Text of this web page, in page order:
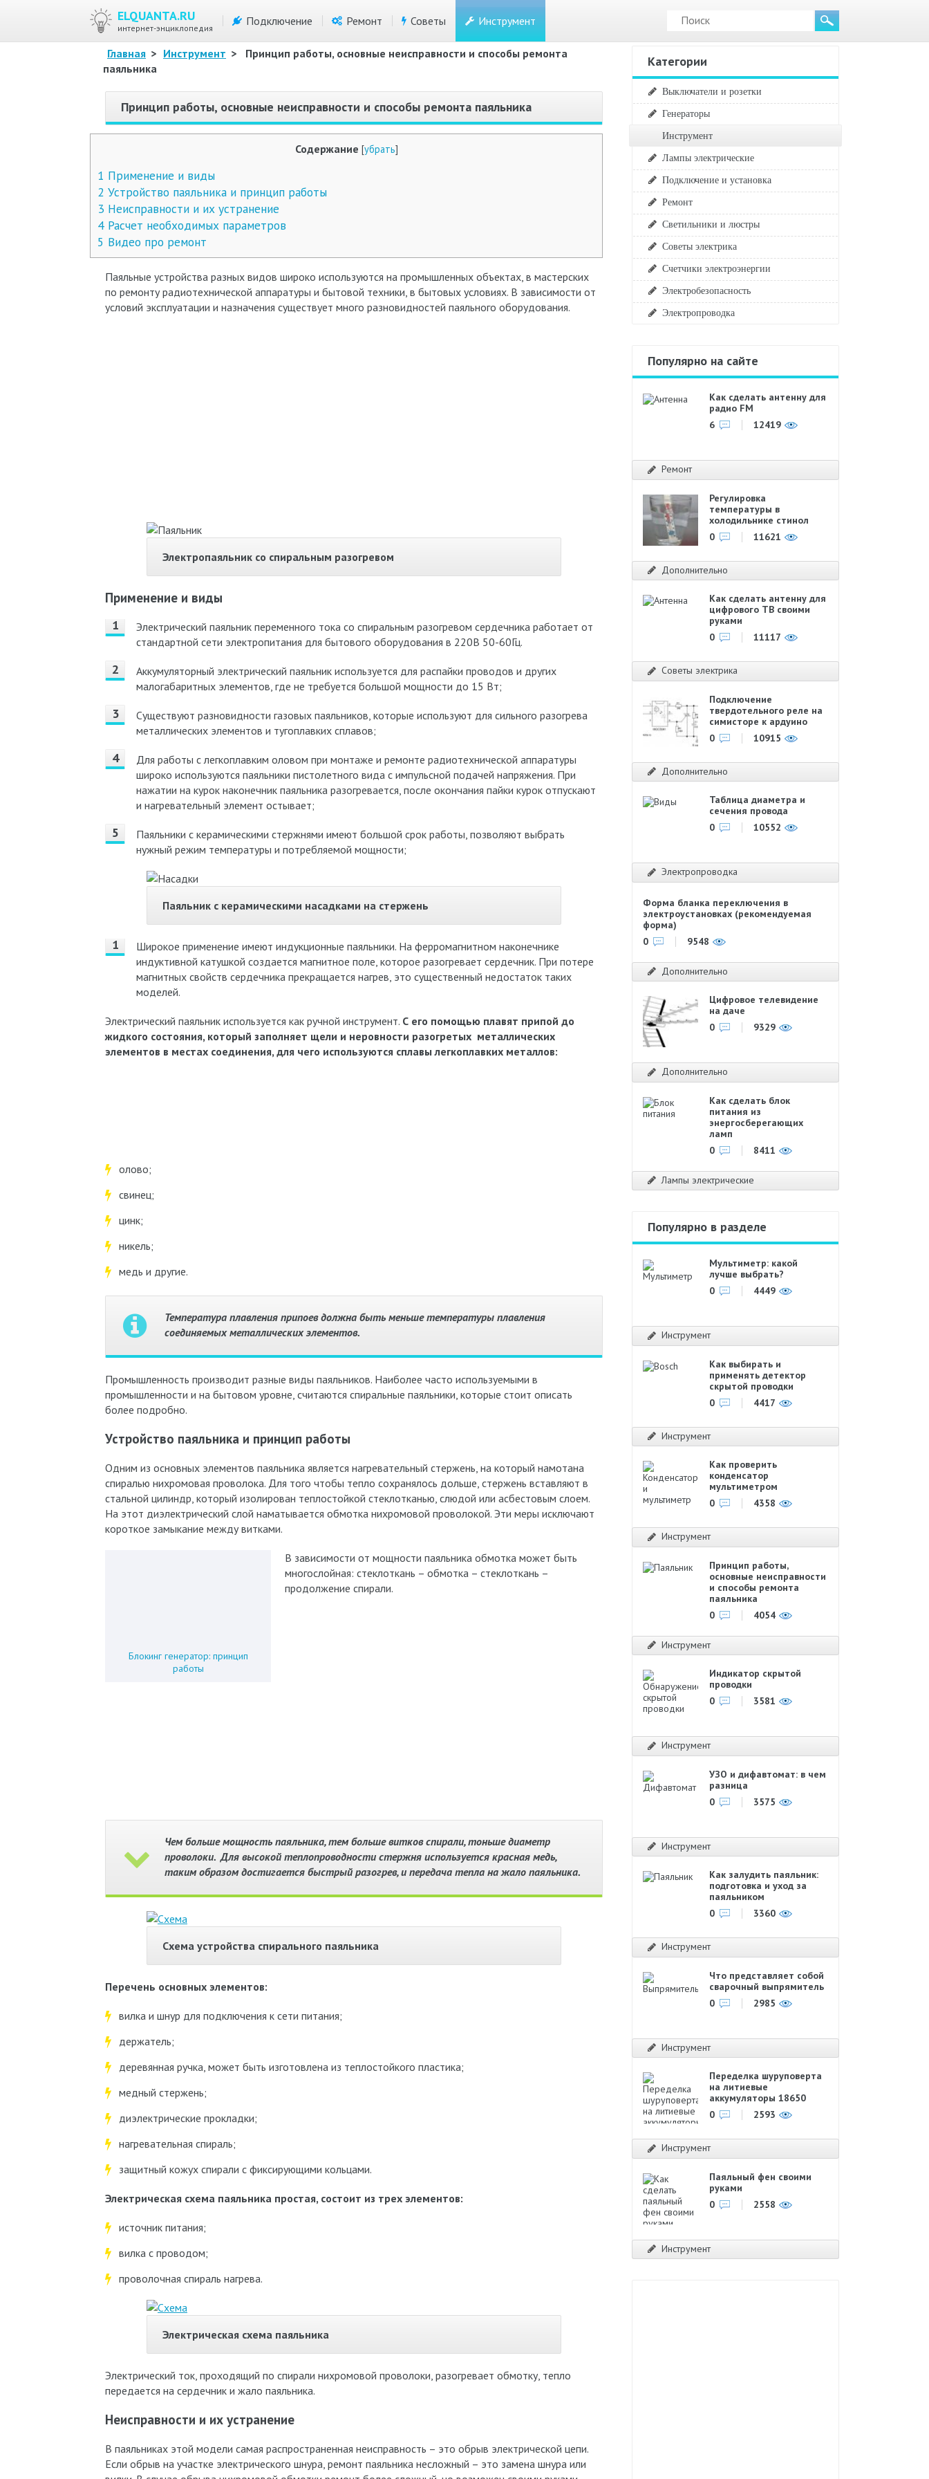
ELQUANTA.RU
интернет-энциклопедия
Подключение Ремонт Советы Инструмент
Главная > Инструмент >
Принцип работы, основные неисправности и способы ремонта
паяльника
Принцип работы, основные неисправности и способы ремонта паяльника
Содержание [убрать]
1 Применение и виды
2 Устройство паяльника и принцип работы
3 Неисправности и их устранение
4 Расчет необходимых параметров
5 Видео про ремонт
Паяльные устройства разных видов широко используются на промышленных объектах, в мастерских
по ремонту радиотехнической аппаратуры и бытовой техники, в бытовых условиях. В зависимости от
условий эксплуатации и назначения существует много разновидностей паяльного оборудования.
Электропаяльник со спиральным разогревом
Применение и виды
Электрический паяльник переменного тока со спиральным разогревом сердечника работает от
стандартной сети электропитания для бытового оборудования в 220В 50-60Гц.
Аккумуляторный электрический паяльник используется для распайки проводов и других
малогабаритных элементов, где не требуется большой мощности до 15 Вт;
Существуют разновидности газовых паяльников, которые используют для сильного разогрева
металлических элементов и тугоплавких сплавов;
Для работы с легкоплавким оловом при монтаже и ремонте радиотехнической аппаратуры
широко используются паяльники пистолетного вида с импульсной подачей напряжения. При
нажатии на курок наконечник паяльника разогревается, после окончания пайки курок отпускают
и нагревательный элемент остывает;
Паяльники с керамическими стержнями имеют большой срок работы, позволяют выбрать
нужный режим температуры и потребляемой мощности;
Паяльник с керамическими насадками на стержень
Широкое применение имеют индукционные паяльники. На ферромагнитном наконечнике
индуктивной катушкой создается магнитное поле, которое разогревает сердечник. При потере
магнитных свойств сердечника прекращается нагрев, это существенный недостаток таких
моделей.
Электрический паяльник используется как ручной инструмент. С его помощью плавят припой до
жидкого состояния, который заполняет щели и неровности разогретых металлических
элементов в местах соединения, для чего используются сплавы легкоплавких металлов:
олово;
свинец;
цинк;
никель;
медь и другие.
Температура плавления припоев должна быть меньше температуры плавления
соединяемых металлических элементов.
Промышленность производит разные виды паяльников. Наиболее часто используемыми в
промышленности и на бытовом уровне, считаются спиральные паяльники, которые стоит описать
более подробно.
Устройство паяльника и принцип работы
Одним из основных элементов паяльника является нагревательный стержень, на который намотана
спиралью нихромовая проволока. Для того чтобы тепло сохранялось дольше, стержень вставляют в
стальной цилиндр, который изолирован теплостойкой стеклотканью, слюдой или асбестовым слоем.
На этот диэлектрический слой наматывается обмотка нихромовой проволокой. Эти меры исключают
короткое замыкание между витками.
Блокинг генератор: принцип
работы
В зависимости от мощности паяльника обмотка может быть
многослойная: стеклоткань – обмотка – стеклоткань –
продолжение спирали.
Чем больше мощность паяльника, тем больше витков спирали, тоньше диаметр
проволоки. Для высокой теплопроводности стержня используется красная медь,
таким образом достигается быстрый разогрев, и передача тепла на жало паяльника.
Схема устройства спирального паяльника
Перечень основных элементов:
вилка и шнур для подключения к сети питания;
держатель;
деревянная ручка, может быть изготовлена из теплостойкого пластика;
медный стержень;
диэлектрические прокладки;
нагревательная спираль;
защитный кожух спирали с фиксирующими кольцами.
Электрическая схема паяльника простая, состоит из трех элементов:
источник питания;
вилка с проводом;
проволочная спираль нагрева.
Электрическая схема паяльника
Электрический ток, проходящий по спирали нихромовой проволоки, разогревает обмотку, тепло
передается на сердечник и жало паяльника.
Неисправности и их устранение
В паяльниках этой модели самая распространенная неисправность – это обрыв электрической цепи.
Если обрыв на участке электрического шнура, ремонт паяльника несложный – это замена шнура или
Категории
Выключатели и розетки
Генераторы
Инструмент
Лампы электрические
Подключение и установка
Ремонт
Светильники и люстры
Советы электрика
Счетчики электроэнергии
Электробезопасность
Электропроводка
Популярно на сайте
Как сделать антенну для
радио FM
6
12419
Ремонт
Регулировка
температуры в
холодильнике стинол
0
11621
Дополнительно
Как сделать антенну для
цифрового ТВ своими
руками
0
11117
Советы электрика
Подключение
твердотельного реле на
симисторе к ардуино
0
10915
Дополнительно
Таблица диаметра и
сечения провода
0
10552
Электропроводка
Форма бланка переключения в
электроустановках (рекомендуемая
форма)
0
9548
Дополнительно
Цифровое телевидение
на даче
0
9329
Дополнительно
Как сделать блок
питания из
энергосберегающих
ламп
0
8411
Лампы электрические
Популярно в разделе
Мультиметр: какой
лучше выбрать?
0
4449
Инструмент
Как выбирать и
применять детектор
скрытой проводки
0
4417
Инструмент
Как проверить
конденсатор
мультиметром
0
4358
Инструмент
Принцип работы,
основные неисправности
и способы ремонта
паяльника
0
4054
Инструмент
Индикатор скрытой
проводки
0
3581
Инструмент
УЗО и дифавтомат: в чем
разница
0
3575
Инструмент
Как залудить паяльник:
подготовка и уход за
паяльником
0
3360
Инструмент
Что представляет собой
сварочный выпрямитель
0
2985
Инструмент
Переделка шуруповерта
на литиевые
аккумуляторы 18650
0
2593
Инструмент
Паяльный фен своими
руками
0
2558
Инструмент